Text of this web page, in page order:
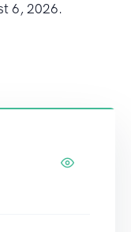
6, 2026.